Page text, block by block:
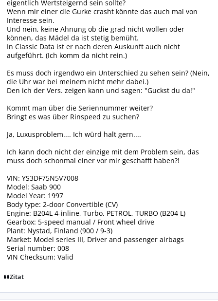
eigentlich Wertsteigernd sein sollte?
Wenn mir einer die Gurke crasht könnte das auch mal von
Interesse sein.
Und nein, keine Ahnung ob die grad nicht wollen oder
können, das Mädel da ist stetig bemüht.
In Classic Data ist er nach deren Auskunft auch nicht
aufgeführt. (Ich komm da nicht rein.)
Es muss doch irgendwo ein Unterschied zu sehen sein? (Nein,
die Uhr war bei meinem nicht mehr dabei.)
Den ich der Vers. zeigen kann und sagen: "Guckst du da!"
Kommt man über die Seriennummer weiter?
Bringt es was über Rinspeed zu suchen?
Ja, Luxusproblem.... Ich würd halt gern....
Ich kann doch nicht der einzige mit dem Problem sein, das
muss doch schonmal einer vor mir geschafft haben?!
VIN: YS3DF75N5V7008
Model: Saab 900
Model Year: 1997
Body type: 2-door Convertible (CV)
Engine: B204L 4-inline, Turbo, PETROL, TURBO (B204 L)
Gearbox: 5-speed manual / Front wheel drive
Plant: Nystad, Finland (900 / 9-3)
Market: Model series III, Driver and passenger airbags
Serial number: 008
VIN Checksum: Valid
Zitat